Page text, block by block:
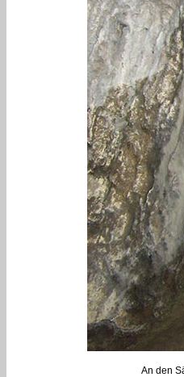
An den